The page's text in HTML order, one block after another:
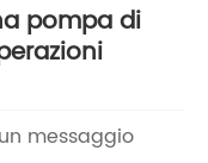
pompa di
messaggio